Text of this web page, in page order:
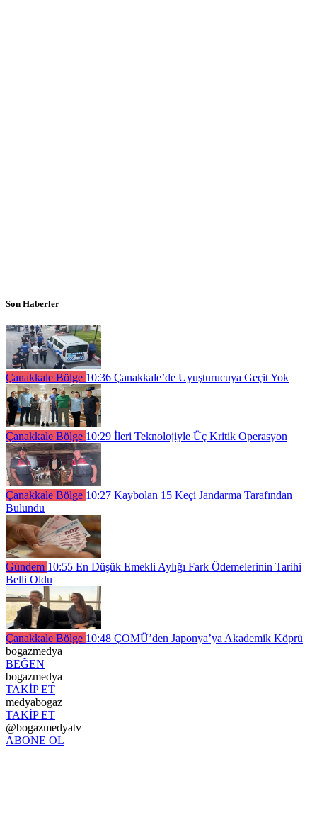
Son Haberler
Çanakkale Bölge 10:36 Çanakkale’de Uyuşturucuya Geçit Yok
Çanakkale Bölge 10:29 İleri Teknolojiyle Üç Kritik Operasyon
Çanakkale Bölge 10:27 Kaybolan 15 Keçi Jandarma Tarafından
Bulundu
Gündem 10:55 En Düşük Emekli Aylığı Fark Ödemelerinin Tarihi
Belli Oldu
Çanakkale Bölge 10:48 ÇOMÜ’den Japonya’ya Akademik Köprü
bogazmedya
BEĞEN
bogazmedya
TAKİP ET
medyabogaz
TAKİP ET
@bogazmedyatv
ABONE OL